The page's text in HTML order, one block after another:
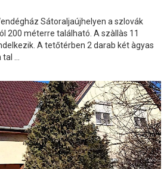
Sátoraljaújhelyen a szlovák
200 méterre található. A szàllàs 11
A tetőtérben 2 darab két àgyas
...